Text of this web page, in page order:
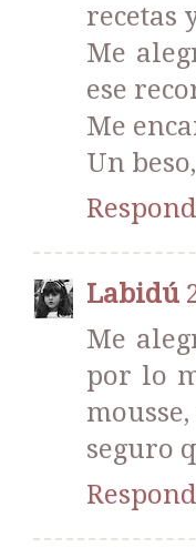
recetas
Me
ese
Me
Un
Labidú
Me
por lo
seguro